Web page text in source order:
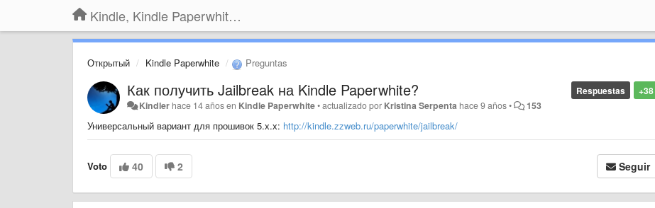
Kindle, Kindle Paperwhite, Kindle Voyage
Открытый Kindle Paperwhite Preguntas
+38
Respuestas
Как получить Jailbreak на Kindle Paperwhite?
Kindler hace 14 añosen Kindle Paperwhite•actualizado por Kristina Serpenta hace 9 años• 153
Универсальный вариант для прошивок 5.х.х: http://kindle.zzweb.ru/paperwhite/jailbreak/
Voto 40 2 Seguir